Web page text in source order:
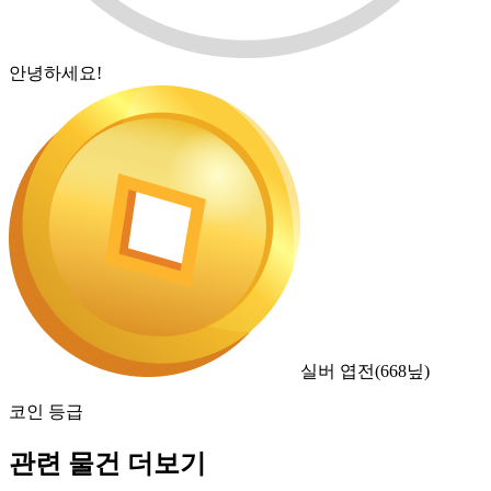
안녕하세요!
실버 엽전(668닢)
코인 등급
관련 물건 더보기